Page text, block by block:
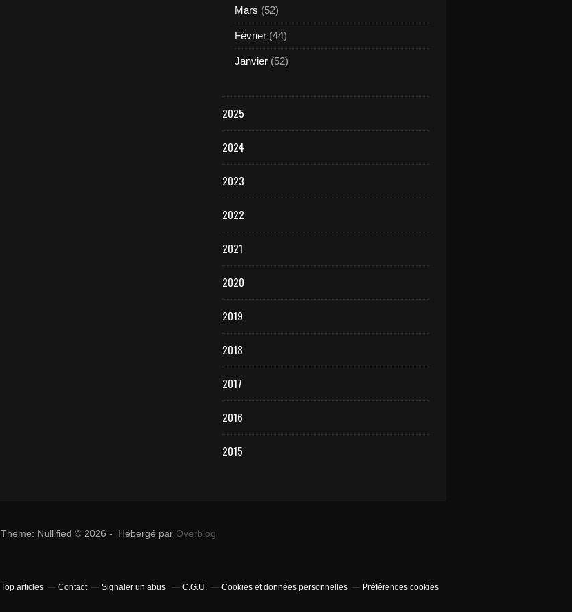
Mars (52)
Février (44)
Janvier (52)
2025
2024
2023
2022
2021
2020
2019
2018
2017
2016
2015
Theme: Nullified © 2026 - Hébergé par Overblog
Top articles Contact Signaler un abus C.G.U. Cookies et données personnelles Préférences cookies